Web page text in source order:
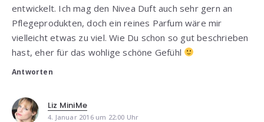
entwickelt. Ich mag den Nivea Duft auch sehr gern an
Pflegeprodukten, doch ein reines Parfum wäre mir
vielleicht etwas zu viel. Wie Du schon so gut beschrieben
hast, eher für das wohlige schöne Gefühl
Antworten
Liz MiniMe
4. Januar 2016 um 22:00 Uhr